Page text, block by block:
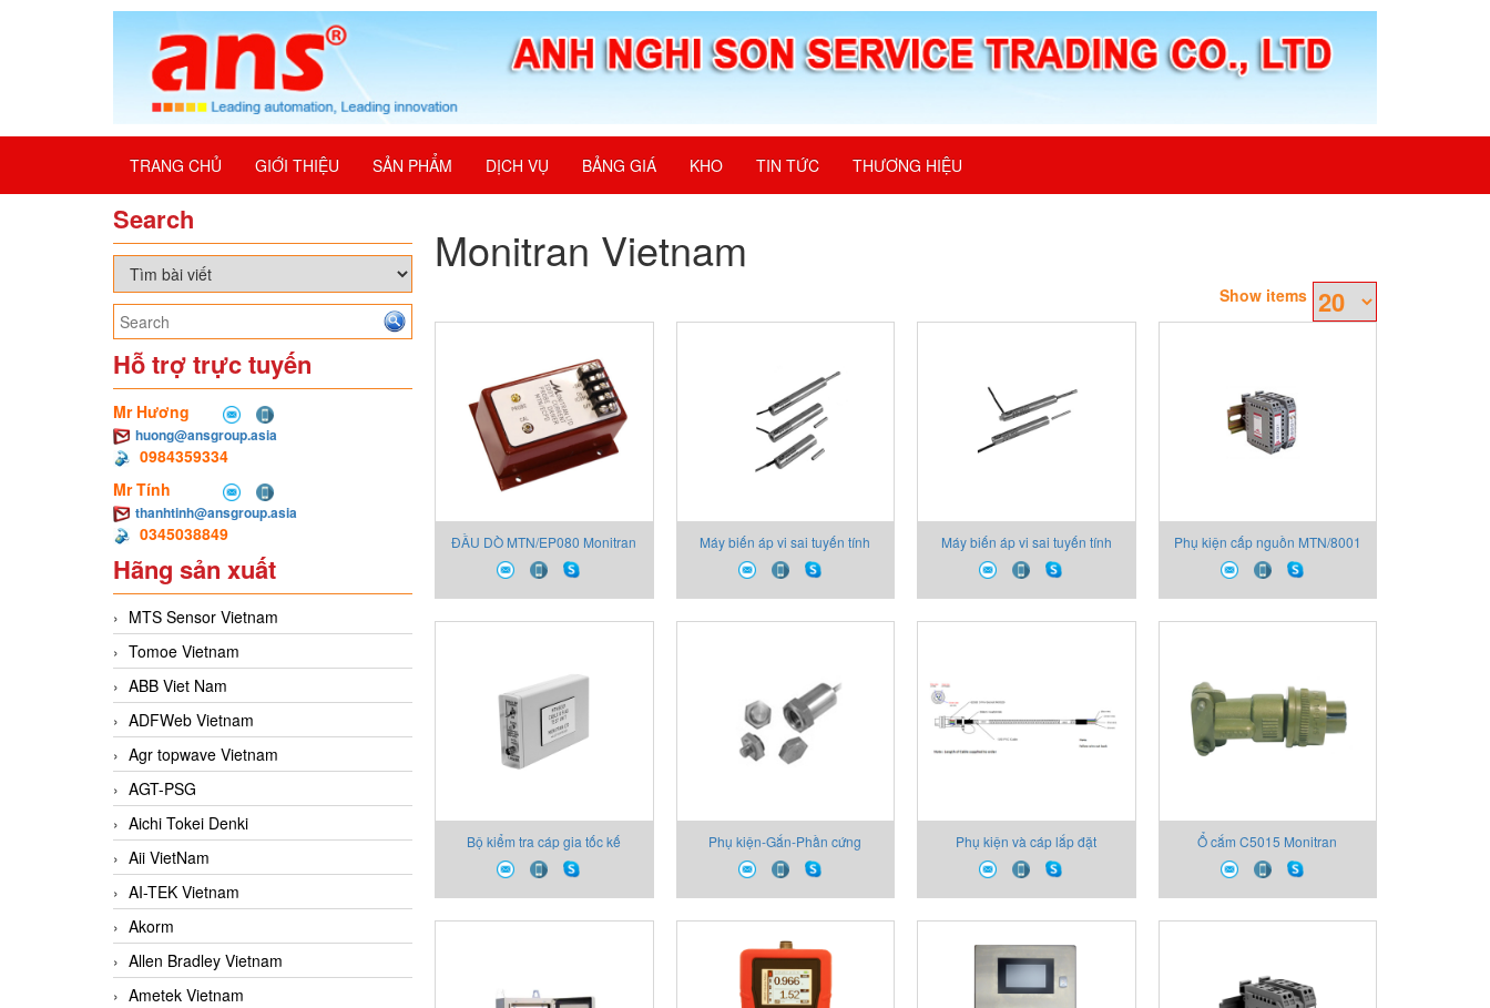
TRANG CHỦ GIỚI THIỆU SẢN PHẨM DỊCH VỤ BẢNG GIÁ KHO TIN TỨC THƯƠNG HIỆU
Search
Hỗ trợ trực tuyến
Mr Hương
huong@ansgroup.asia
0984359334
Mr Tính
thanhtinh@ansgroup.asia
0345038849
Hãng sản xuất
MTS Sensor Vietnam
Tomoe Vietnam
ABB Viet Nam
ADFWeb Vietnam
Agr topwave Vietnam
AGT-PSG
Aichi Tokei Denki
Aii VietNam
AI-TEK Vietnam
Akorm
Allen Bradley Vietnam
Ametek Vietnam
Monitran Vietnam
Show items
ĐẦU DÒ MTN/EP080 Monitran
Vietnam
Máy biến áp vi sai tuyến tính
AC LVDT with M6 Monitran
Vietnam
Máy biến áp vi sai tuyến tính
AC LVDT Monitran Vietnam
Phụ kiện cấp nguồn MTN/8001
Monitran Vietnam
Bộ kiểm tra cáp gia tốc kế
MTN/8301 Monitran Vietnam
Phụ kiện-Gắn-Phần cứng
Monitran Vietnam
Phụ kiện và cáp lắp đặt
MTN/CA410 Monitran Vietnam
Ổ cắm C5015 Monitran
Vietnam